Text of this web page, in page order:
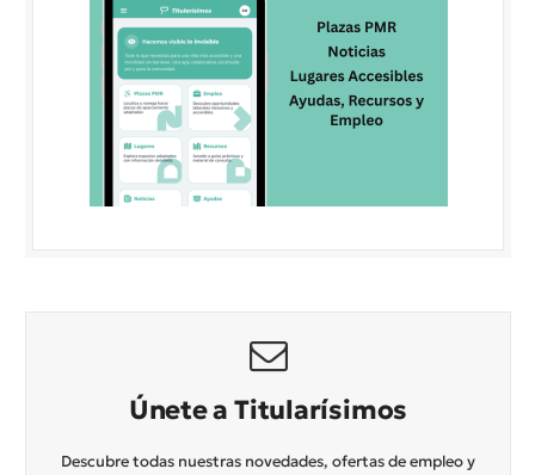
Únete a Titularísimos
Descubre todas nuestras novedades, ofertas de empleo y